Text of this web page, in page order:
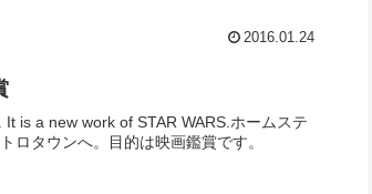
2016.01.24
is a new work of STAR WARS.ホームステ
ロタウンへ。目的は映画鑑賞です。